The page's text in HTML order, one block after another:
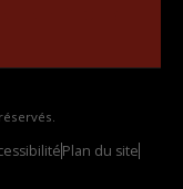
Plan du site